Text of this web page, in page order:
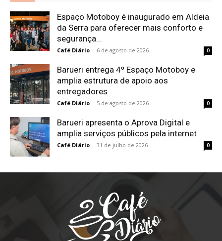
Espaço Motoboy é inaugurado em Aldeia
da Serra para oferecer mais conforto e
segurança...
Café Diário - 6 de agosto de 2026 0
Barueri entrega 4º Espaço Motoboy e
amplia estrutura de apoio aos
entregadores
Café Diário - 5 de agosto de 2026 0
Barueri apresenta o Aprova Digital e
amplia serviços públicos pela internet
Café Diário - 31 de julho de 2026 0